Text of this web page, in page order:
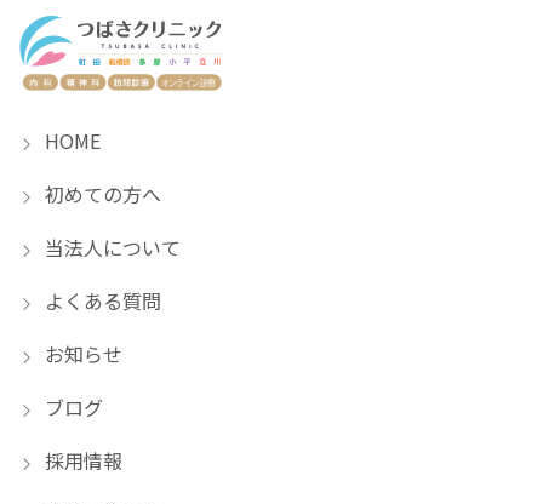
HOME
初めての方へ
当法人について
よくある質問
お知らせ
ブログ
採用情報